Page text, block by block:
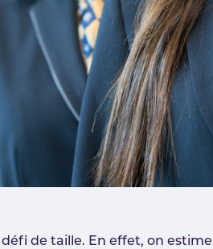
de taille. En effet, on estime